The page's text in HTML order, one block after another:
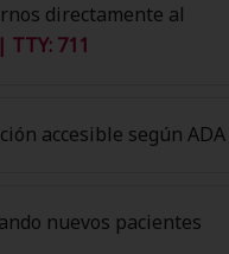
directamente al
TTY: 711
accesible según ADA
nuevos pacientes